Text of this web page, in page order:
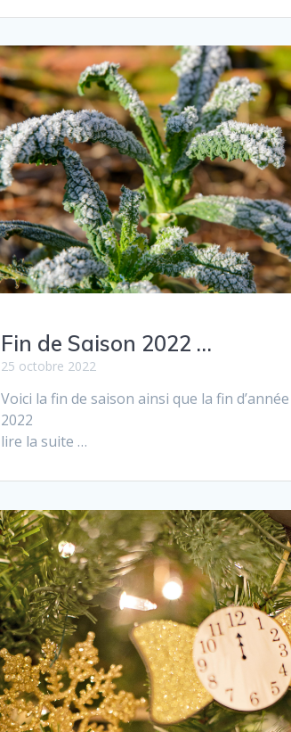
Fin de Saison 2022 …
25 octobre 2022
Voici la fin de sai­son ain­si que la fin d’année
2022
lire la suite …